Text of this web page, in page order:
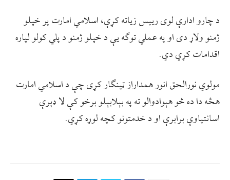
د چارو ادارې لوی رييس زیاته کړې، اسلامي امارت پر خپلو
ژمنو ولاړ دی او په عملي توګه یې د خپلو ژمنو د پلي کولو لپاره
اقدامات کړي دي.
مولوي نورالحق انور همداراز ټینګار کړی چې د اسلامي امارت
هڅه دا ده څو هېوادوالو ته په بېلابېلو برخو کې لا ډېرې
اسانتیاوې برابرې او د خدمتونو کچه لوړه کړي.